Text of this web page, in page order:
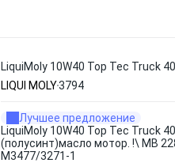
LiquiMoly 10W40 Top Tec Truck
LIQUI MOLY3794
Лучшее предложение
LiquiMoly 10W40 Top Tec Truck
(полусинт)масло мотор. !\ MB
M3477/3271-1